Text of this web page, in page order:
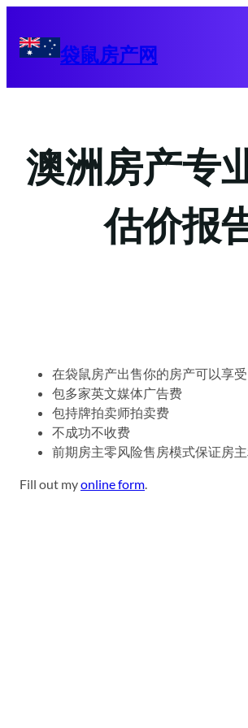
content
袋鼠房产网
澳洲房产专
估价报
在袋鼠房产出售你的房产可以享受
包多家英文媒体广告费
包持牌拍卖师拍卖费
不成功不收费
前期房主零风险售房模式保证房
Fill out myonline form.